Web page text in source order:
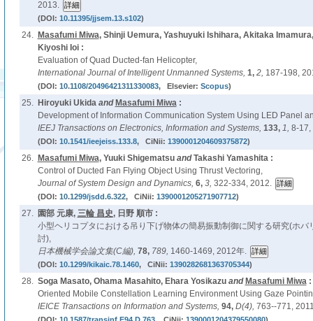
2013.
(DOI: 10.11395/jjsem.13.s102)
24. Masafumi Miwa, Shinji Uemura, Yashuyuki Ishihara, Akitaka
Kiyoshi Ioi :
Evaluation of Quad Ducted-fan Helicopter,
International Journal of Intelligent Unmanned Systems, 1, 2, 187-198,
(DOI: 10.1108/20496421311330083, Elsevier: Scopus)
25. Hiroyuki Ukidaand Masafumi Miwa:
Development of Information Communication System Using LED Panel
IEEJ Transactions on Electronics, Information and Systems, 133, 1, 8-17,
(DOI: 10.1541/ieejeiss.133.8, CiNii: 1390001204609375872)
26. Masafumi Miwa, Yuuki ShigematsuandTakashi Yamashita :
Control of Ducted Fan Flying Object Using Thrust Vectoring,
Journal of System Design and Dynamics, 6, 3, 322-334, 2012.
(DOI: 10.1299/jsdd.6.322, CiNii: 1390001205271907712)
27. 園部 元康, 三輪 昌史, 日野 順市 :
小型ヘリコプタにおける吊り下げ物体の簡易振動制御に関する研究(ホバ
討),
日本機械学会論文集(C編), 78, 789, 1460-1469, 2012年.
(DOI: 10.1299/kikaic.78.1460, CiNii: 1390282681363705344)
28. Soga Masato, Ohama Masahito, Ehara Yosikazuand Masafumi Miwa:
Oriented Mobile Constellation Learning Environment Using Gaze
IEICE Transactions on Information and Systems, 94, D(4), 763--771,